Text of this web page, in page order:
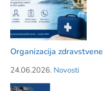
Organizacija
24.06.2026. Novosti